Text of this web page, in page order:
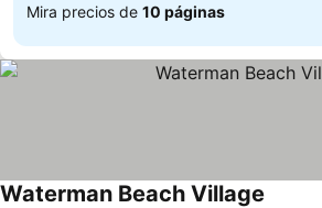
Mira precios de 10 páginas
Waterman Beach Village